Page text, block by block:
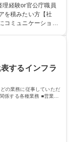
詳細】■
管理業務 ■収益部
「イベントコーナ
上記いずれかの部門
年平均16日取得
理経験or官公庁職員
を積みたい方【社
コミュニケーション
ジェクト：駐車場
広告「ブライトサ
動を積極的に行って
するインフラ
の業務に従事していただ
係する各種業務 ■営業部